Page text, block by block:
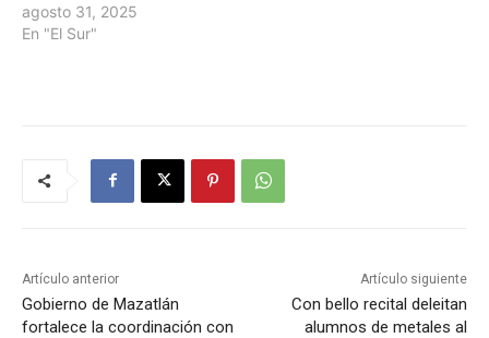
agosto 31, 2025
En "El Sur"
Artículo anterior
Gobierno de Mazatlán
fortalece la coordinación con
Artículo siguiente
Con bello recital deleitan
alumnos de metales al